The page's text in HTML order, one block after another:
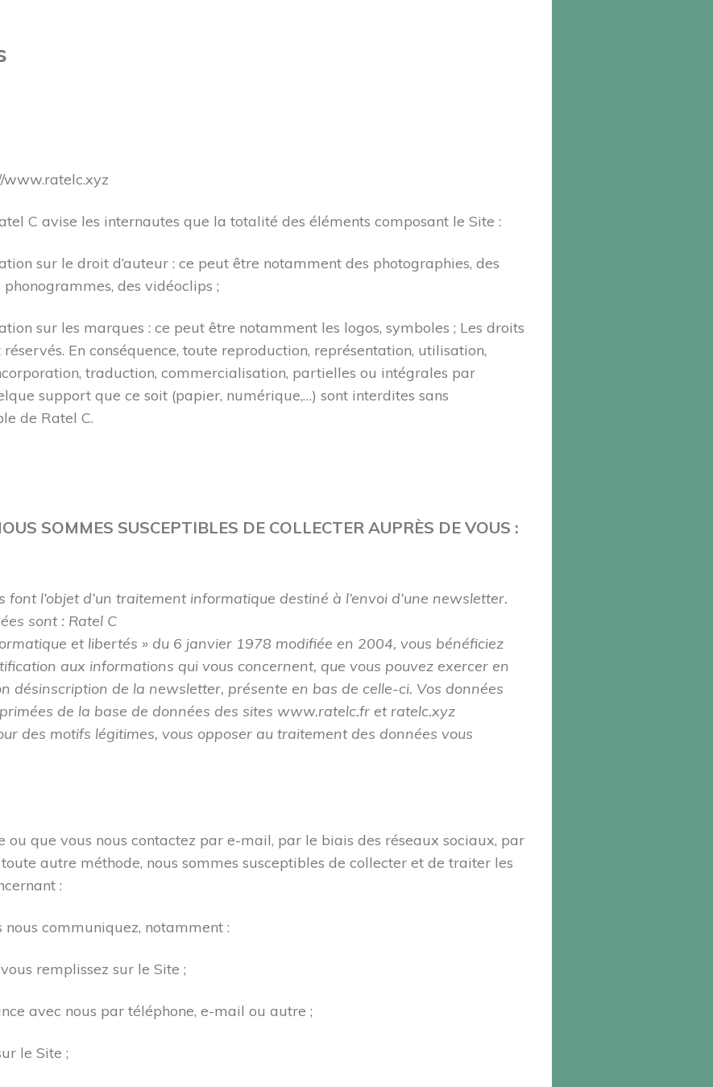
www.ratelc.xyz
C avise les internautes que la totalité des éléments composant le Site :
sur le droit d’auteur : ce peut être notamment des photographies, des
phonogrammes, des vidéoclips ;
sur les marques : ce peut être notamment les logos, symboles ; Les droits
En conséquence, toute reproduction, représentation, utilisation,
traduction, commercialisation, partielles ou intégrales par
support que ce soit (papier, numérique,…) sont interdites sans
de Ratel C.
SOMMES SUSCEPTIBLES DE COLLECTER AUPRÈS DE VOUS :
font l’objet d’un traitement informatique destiné à l’envoi d’une newsletter.
sont : Ratel C
et libertés » du 6 janvier 1978 modifiée en 2004, vous bénéficiez
aux informations qui vous concernent, que vous pouvez exercer en
désinscription de la newsletter, présente en bas de celle-ci. Vos données
de la base de données des sites www.ratelc.fr et ratelc.xyz
des motifs légitimes, vous opposer au traitement des données vous
ou que vous nous contactez par e-mail, par le biais des réseaux sociaux, par
autre méthode, nous sommes susceptibles de collecter et de traiter les
:
communiquez, notamment :
remplissez sur le Site ;
avec nous par téléphone, e-mail ou autre ;
le Site ;